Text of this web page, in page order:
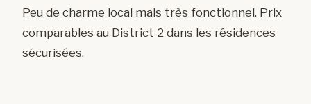
Peu de charme local mais très fonctionnel. Prix
comparables au District 2 dans les résidences
sécurisées.